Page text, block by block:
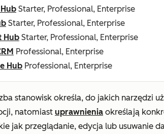
Starter, Professional, Enterprise
Starter, Professional, Enterprise
Hub Starter, Professional, Enterprise
Professional, Enterprise
Hub Professional, Enterprise
stanowisk określa, do jakich narzędzi
natomiast uprawnienia określają
jak przeglądanie, edycja lub usuwanie